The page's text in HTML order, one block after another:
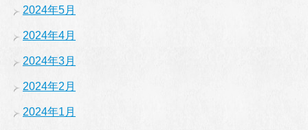
2024年5月
2024年4月
2024年3月
2024年2月
2024年1月